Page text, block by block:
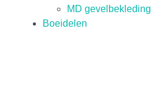
MD gevelbekleding
Boeidelen